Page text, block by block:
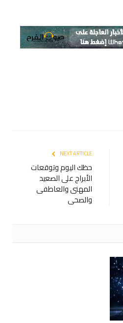
NEXT ARTICLE
حظك اليوم وتوقعات
الأبراج على الصعيد
المهنى والعاطفى
والصحى